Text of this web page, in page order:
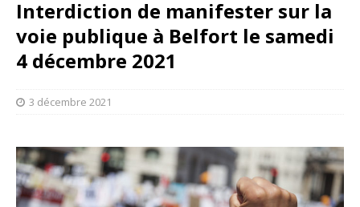
Interdiction de manifester sur la
voie publique à Belfort le samedi
4 décembre 2021
3 décembre 2021